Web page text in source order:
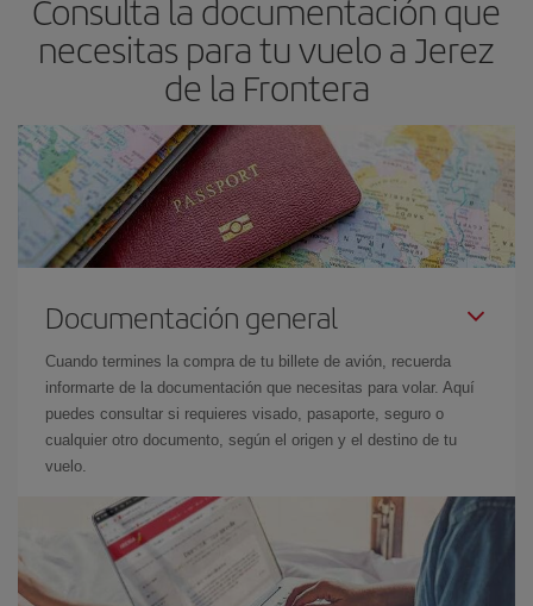
Consulta la documentación que
necesitas para tu vuelo a Jerez
de la Frontera
Documentación general
Cuando termines la compra de tu billete de avión, recuerda
informarte de la documentación que necesitas para volar. Aquí
puedes consultar si requieres visado, pasaporte, seguro o
cualquier otro documento, según el origen y el destino de tu
vuelo.